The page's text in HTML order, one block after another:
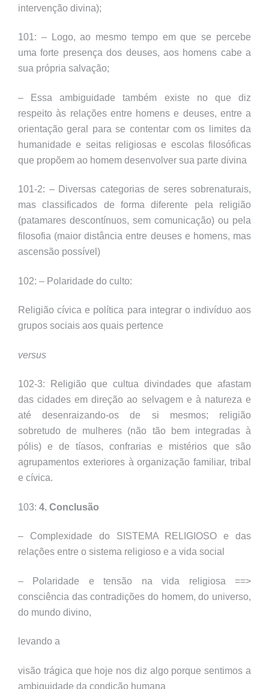
intervenção divina);
101: – Logo, ao mesmo tempo em que se percebe
uma forte presença dos deuses, aos homens cabe a
sua própria salvação;
– Essa ambiguidade também existe no que diz
respeito às relações entre homens e deuses, entre a
orientação geral para se contentar com os limites da
humanidade e seitas religiosas e escolas filosóficas
que propõem ao homem desenvolver sua parte divina
101-2: – Diversas categorias de seres sobrenaturais,
mas classificados de forma diferente pela religião
(patamares descontínuos, sem comunicação) ou pela
filosofia (maior distância entre deuses e homens, mas
ascensão possível)
102: – Polaridade do culto:
Religião cívica e política para integrar o indivíduo aos
grupos sociais aos quais pertence
versus
102-3: Religião que cultua divindades que afastam
das cidades em direção ao selvagem e à natureza e
até desenraizando-os de si mesmos; religião
sobretudo de mulheres (não tão bem integradas à
pólis) e de tíasos, confrarias e mistérios que são
agrupamentos exteriores à organização familiar, tribal
e cívica.
103: 4. Conclusão
– Complexidade do SISTEMA RELIGIOSO e das
relações entre o sistema religioso e a vida social
– Polaridade e tensão na vida religiosa ==>
consciência das contradições do homem, do universo,
do mundo divino,
levando a
visão trágica que hoje nos diz algo porque sentimos a
ambiguidade da condição humana